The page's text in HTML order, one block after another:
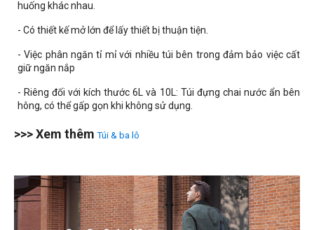
huống khác nhau.
- Có thiết kế mở lớn để lấy thiết bị thuận tiện.
- Việc phân ngăn tỉ mỉ với nhiều túi bên trong đảm bảo việc cất
giữ ngăn nắp
- Riêng đối với kích thước 6L và 10L: Túi đựng chai nước ẩn bên
hông, có thể gấp gọn khi không sử dụng.
>>> Xem thêmTúi & ba lô